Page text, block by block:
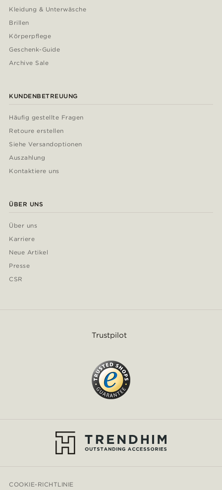
Kleidung & Unterwäsche
Brillen
Körperpflege
Geschenk-Guide
Archive Sale
KUNDENBETREUUNG
Häufig gestellte Fragen
Retoure erstellen
Siehe Versandoptionen
Auszahlung
Kontaktiere uns
ÜBER UNS
Über uns
Karriere
Neue Artikel
Presse
CSR
Trustpilot
COOKIE-RICHTLINIE